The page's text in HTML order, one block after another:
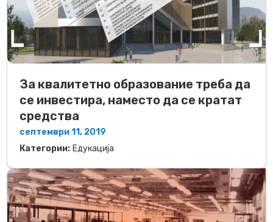
За квалитетно образование треба да
се инвестира, наместо да се кратат
средства
септември 11, 2019
Категории: Едукација